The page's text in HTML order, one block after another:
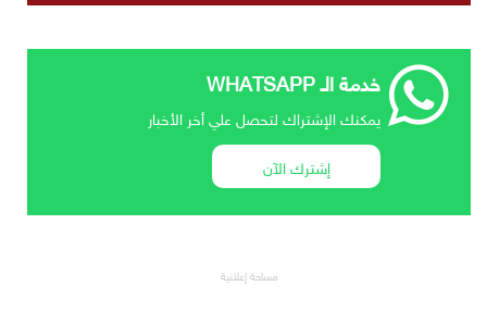
خدمة الـ WHATSAPP
يمكنك الإشتراك لتحصل علي أخر الأخبار
إشترك الآن
مساحة إعلانية